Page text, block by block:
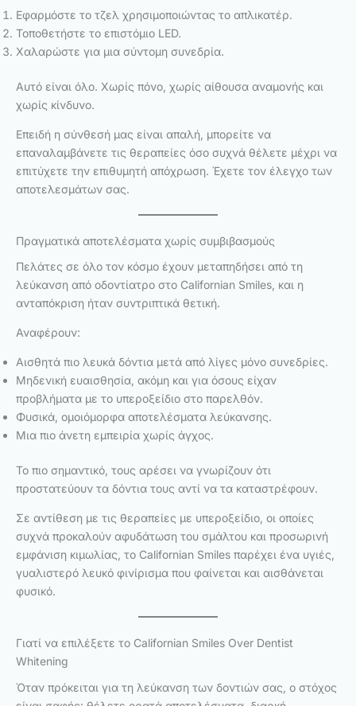
Εφαρμόστε το τζελ χρησιμοποιώντας το απλικατέρ.
Τοποθετήστε το επιστόμιο LED.
Χαλαρώστε για μια σύντομη συνεδρία.
Αυτό είναι όλο. Χωρίς πόνο, χωρίς αίθουσα αναμονής και
χωρίς κίνδυνο.
Επειδή η σύνθεσή μας είναι απαλή, μπορείτε να
επαναλαμβάνετε τις θεραπείες όσο συχνά θέλετε μέχρι να
επιτύχετε την επιθυμητή απόχρωση. Έχετε τον έλεγχο των
αποτελεσμάτων σας.
Πραγματικά αποτελέσματα χωρίς συμβιβασμούς
Πελάτες σε όλο τον κόσμο έχουν μεταπηδήσει από τη
λεύκανση από οδοντίατρο στο Californian Smiles, και η
ανταπόκριση ήταν συντριπτικά θετική.
Αναφέρουν:
Αισθητά πιο λευκά δόντια μετά από λίγες μόνο συνεδρίες.
Μηδενική ευαισθησία, ακόμη και για όσους είχαν
προβλήματα με το υπεροξείδιο στο παρελθόν.
Φυσικά, ομοιόμορφα αποτελέσματα λεύκανσης.
Μια πιο άνετη εμπειρία χωρίς άγχος.
Το πιο σημαντικό, τους αρέσει να γνωρίζουν ότι
προστατεύουν τα δόντια τους αντί να τα καταστρέφουν.
Σε αντίθεση με τις θεραπείες με υπεροξείδιο, οι οποίες
συχνά προκαλούν αφυδάτωση του σμάλτου και προσωρινή
εμφάνιση κιμωλίας, το Californian Smiles παρέχει ένα υγιές,
γυαλιστερό λευκό φινίρισμα που φαίνεται και αισθάνεται
φυσικό.
Γιατί να επιλέξετε το Californian Smiles Over Dentist
Whitening
Όταν πρόκειται για τη λεύκανση των δοντιών σας, ο στόχος